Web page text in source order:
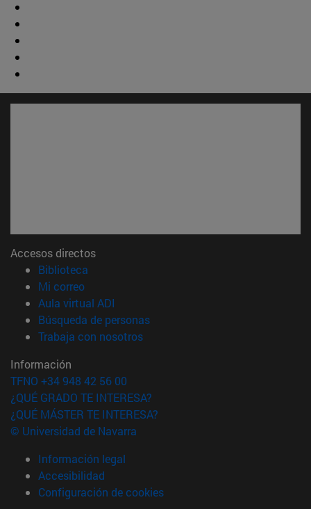
Accesos directos
Biblioteca
Mi correo(abre en nueva ventana)
Aula virtual ADI
Búsqueda de personas(abre en nueva ventana)
Trabaja con nosotros(abre en nueva ventana)
Información
TFNO +34 948 42 56 00
¿QUÉ GRADO TE INTERESA?
¿QUÉ MÁSTER TE INTERESA?
© Universidad de Navarra
Información legal
Accesibilidad
Configuración de cookies